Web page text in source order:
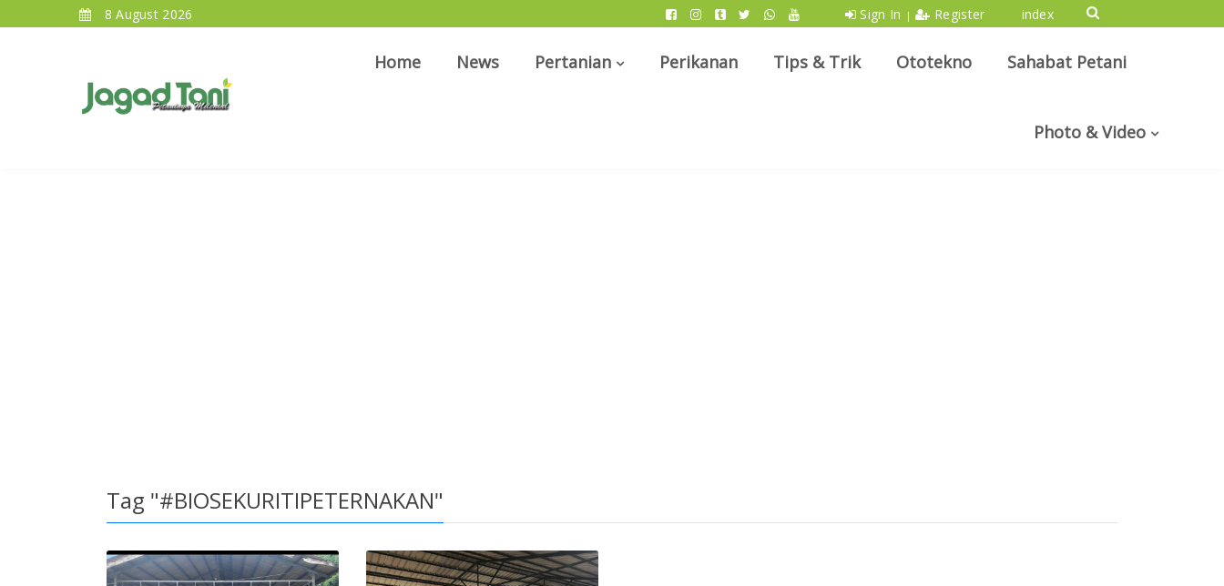
8 August 2026 Sign In | Register index
Home News Pertanian Perikanan Tips & Trik Ototekno Sahabat Petani
Photo & Video
Tag "#BIOSEKURITIPETERNAKAN"